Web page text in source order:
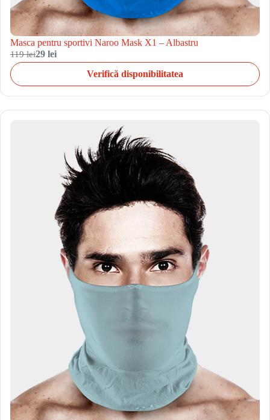
Masca pentru sportivi Naroo Mask X1 – Albastru
119 lei29 lei
Verifică disponibilitatea